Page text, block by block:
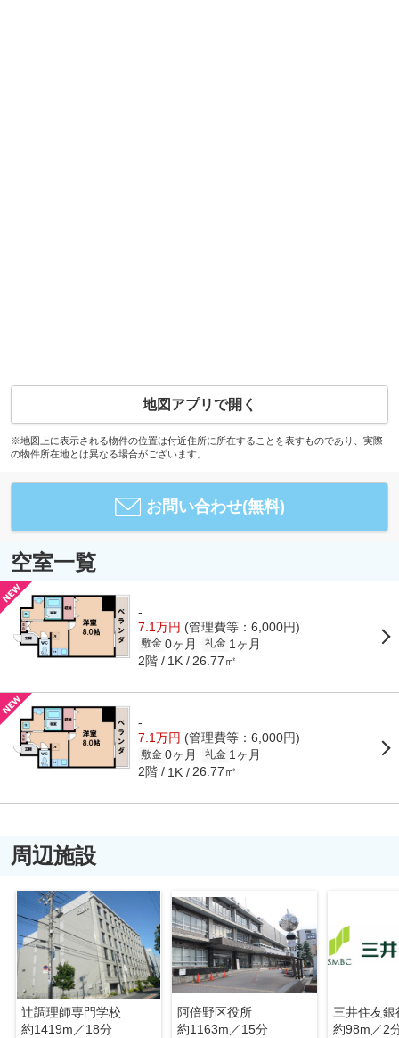
地図アプリで開く
※地図上に表示される物件の位置は付近住所に所在することを表すものであり、実際
の物件所在地とは異なる場合がございます。
お問い合わせ(無料)
空室一覧
-
7.1万円 (管理費等：6,000円)
敷金 0ヶ月 礼金 1ヶ月
2階 1K 26.77㎡
-
7.1万円 (管理費等：6,000円)
敷金 0ヶ月 礼金 1ヶ月
2階 1K 26.77㎡
周辺施設
辻調理師専門学校
約1419m／18分
阿倍野区役所
約1163m／15分
約98m／2